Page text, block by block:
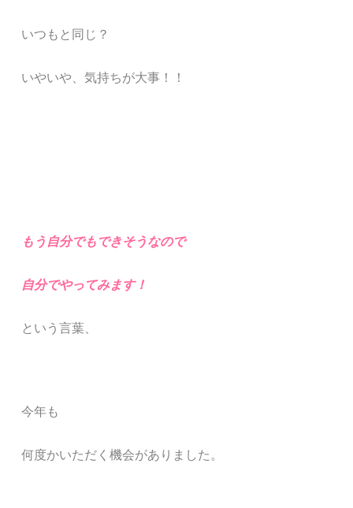
いつもと同じ？
いやいや、気持ちが大事！！
もう自分でもできそうなので
自分でやってみます！
という言葉、
今年も
何度かいただく機会がありました。